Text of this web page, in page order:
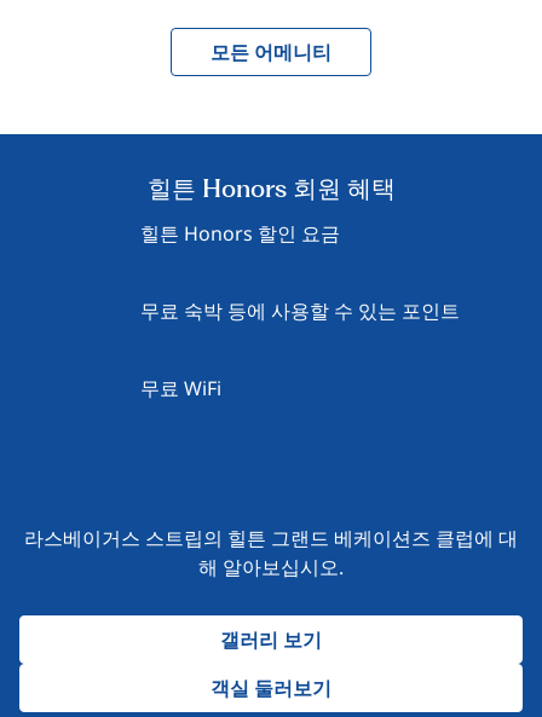
모든 어메니티
힐튼 Honors 회원 혜택
힐튼 Honors 할인 요금
무료 숙박 등에 사용할 수 있는 포인트
무료 WiFi
라스베이거스 스트립의 힐튼 그랜드 베케이션즈 클럽에 대
해 알아보십시오.
갤러리 보기
객실 둘러보기